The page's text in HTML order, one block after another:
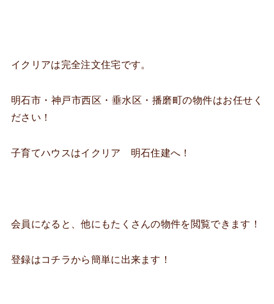
イクリアは完全注文住宅です。
明石市・神戸市西区・垂水区・播磨町の物件はお任せく
ださい！
子育てハウスはイクリア 明石住建へ！
会員になると、他にもたくさんの物件を閲覧できます！
登録はコチラから簡単に出来ます！